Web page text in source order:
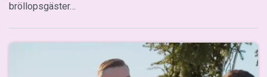
bröllopsgäster…